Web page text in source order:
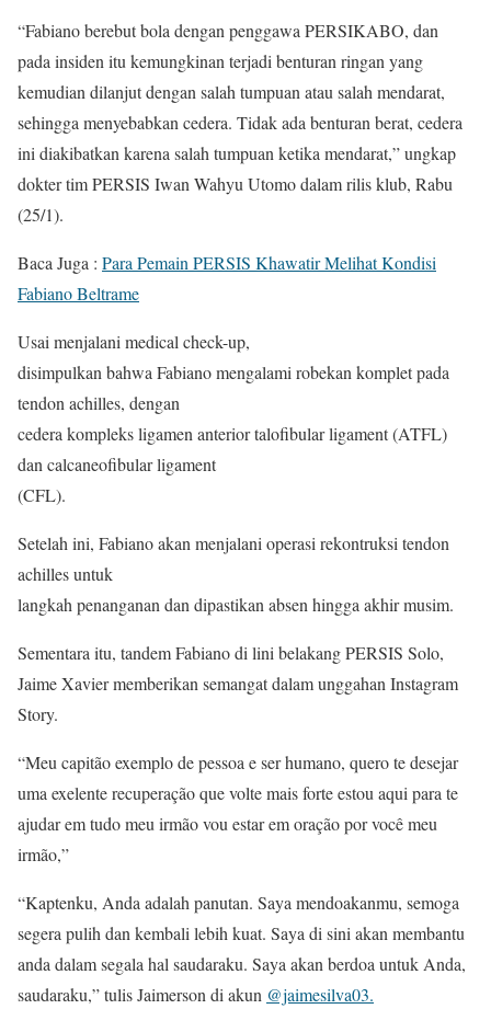
“Fabiano berebut bola dengan penggawa PERSIKABO, dan
pada insiden itu kemungkinan terjadi benturan ringan yang
kemudian dilanjut dengan salah tumpuan atau salah mendarat,
sehingga menyebabkan cedera. Tidak ada benturan berat, cedera
ini diakibatkan karena salah tumpuan ketika mendarat,” ungkap
dokter tim PERSIS Iwan Wahyu Utomo dalam rilis klub, Rabu
(25/1).
Baca Juga : Para Pemain PERSIS Khawatir Melihat Kondisi
Fabiano Beltrame
Usai menjalani medical check-up,
disimpulkan bahwa Fabiano mengalami robekan komplet pada
tendon achilles, dengan
cedera kompleks ligamen anterior talofibular ligament (ATFL)
dan calcaneofibular ligament
(CFL).
Setelah ini, Fabiano akan menjalani operasi rekontruksi tendon
achilles untuk
langkah penanganan dan dipastikan absen hingga akhir musim.
Sementara itu, tandem Fabiano di lini belakang PERSIS Solo,
Jaime Xavier memberikan semangat dalam unggahan Instagram
Story.
“Meu capitão exemplo de pessoa e ser humano, quero te desejar
uma exelente recuperação que volte mais forte estou aqui para te
ajudar em tudo meu irmão vou estar em oração por você meu
irmão,”
“Kaptenku, Anda adalah panutan. Saya mendoakanmu, semoga
segera pulih dan kembali lebih kuat. Saya di sini akan membantu
anda dalam segala hal saudaraku. Saya akan berdoa untuk Anda,
saudaraku,” tulis Jaimerson di akun @jaimesilva03.